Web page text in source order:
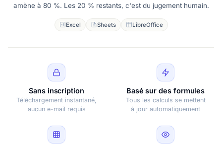
amène à 80 %. Les 20 % restants, c'est du jugement humain.
Excel Sheets LibreOffice
Sans inscription
Téléchargement instantané,
aucun e-mail requis
Basé sur des formules
Tous les calculs se mettent
à jour automatiquement